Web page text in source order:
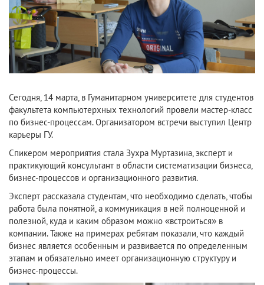
Сегодня, 14 марта, в Гуманитарном университете для студентов
факультета компьютерхных технологий провели мастер-класс
по бизнес-процессам. Организатором встречи выступил Центр
карьеры ГУ.
Спикером мероприятия стала Зухра Муртазина, эксперт и
практикующий консультант в области систематизации бизнеса,
бизнес-процессов и организационного развития.
Эксперт рассказала студентам, что необходимо сделать, чтобы
работа была понятной, а коммуникация в ней полноценной и
полезной, куда и каким образом можно «встроиться» в
компании. Также на примерах ребятам показали, что каждый
бизнес является особенным и развивается по определенным
этапам и обязательно имеет организационную структуру и
бизнес-процессы.